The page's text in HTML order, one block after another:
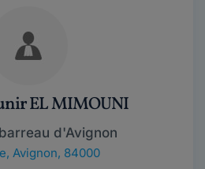
EL MIMOUNI
d'Avignon
, Avignon, 84000